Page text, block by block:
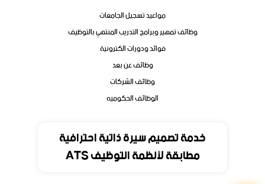
خدمة تصميم سيرة ذاتية احترافية
مطابقة لأنظمة التوظيف ATS
مواعيد تسجيل الجامعات
وظائف تمهير وبرامج التدريب المنتهي بالتوظيف
فوائد ودورات الكترونية
وظائف عن بعد
وظائف الشركات
الوظائف الحكوميه
المملكة العربية السعودية